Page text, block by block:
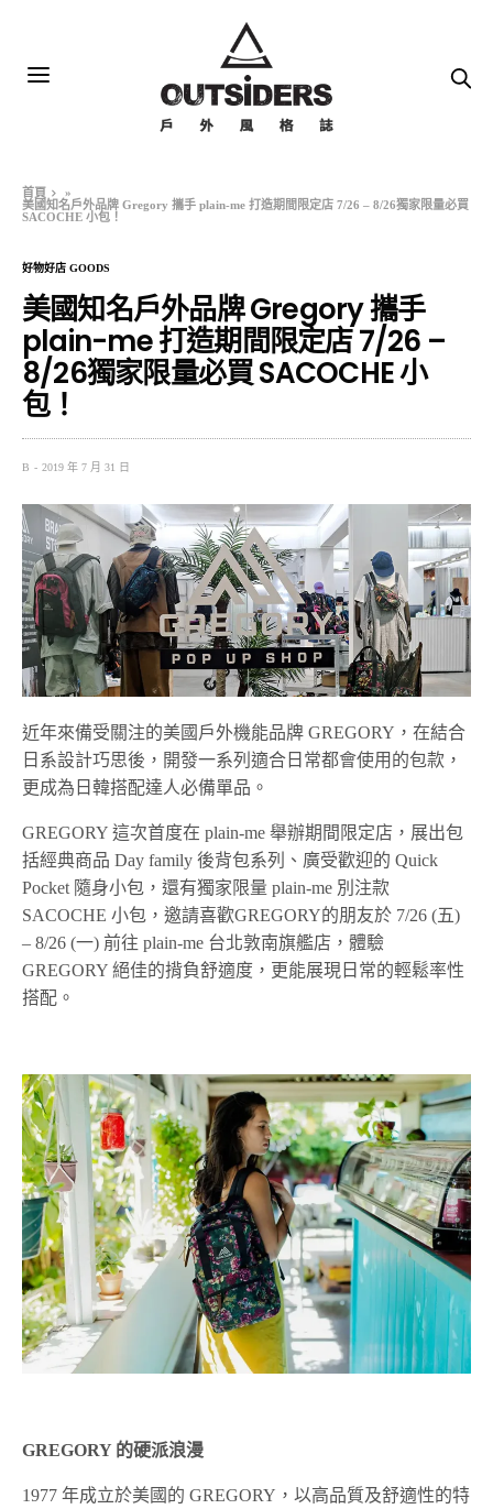
首頁
»
美國知名戶外品牌 Gregory 攜手 plain-me 打造期間限定店 7/26 – 8/26獨家限量必買
SACOCHE 小包！
好物好店 GOODS
美國知名戶外品牌 Gregory 攜手
plain-me 打造期間限定店 7/26 –
8/26獨家限量必買 SACOCHE 小
包！
B 2019 年 7 月 31 日
近年來備受關注的美國戶外機能品牌 GREGORY，在結合
日系設計巧思後，開發一系列適合日常都會使用的包款，
更成為日韓搭配達人必備單品。
GREGORY 這次首度在 plain-me 舉辦期間限定店，展出包
括經典商品 Day family 後背包系列、廣受歡迎的 Quick
Pocket 隨身小包，還有獨家限量 plain-me 別注款
SACOCHE 小包，邀請喜歡GREGORY的朋友於 7/26 (五)
– 8/26 (一) 前往 plain-me 台北敦南旗艦店，體驗
GREGORY 絕佳的揹負舒適度，更能展現日常的輕鬆率性
搭配。
GREGORY 的硬派浪漫
1977 年成立於美國的 GREGORY，以高品質及舒適性的特